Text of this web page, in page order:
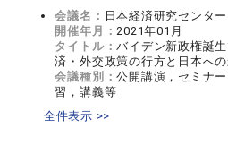
会議名： 日本経済研究センタ
開催年月：2021年01月
タイトル：バイデン新政権誕
済・外交政策の行方と日本へ
会議種別：公開講演，セミナ
習，講義等
全件表示 >>